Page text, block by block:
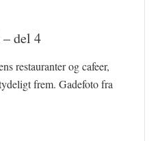
del 4
restauranter og cafeer,
frem. Gadefoto fra